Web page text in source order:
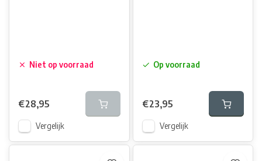
Niet op voorraad
€28,95
Vergelijk
Op voorraad
€23,95
Vergelijk